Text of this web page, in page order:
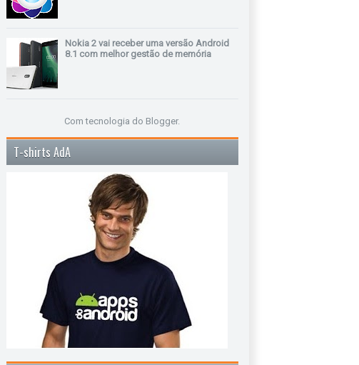
Nokia 2 vai receber uma versão Android
8.1 com melhor gestão de memória
Com tecnologia do Blogger.
T-shirts AdA